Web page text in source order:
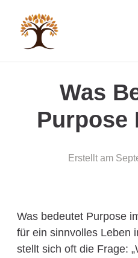
Was
Purpose
Erstellt am
Was bedeutet Purpose
für ein sinnvolles Leben
stellt sich oft die Frage: